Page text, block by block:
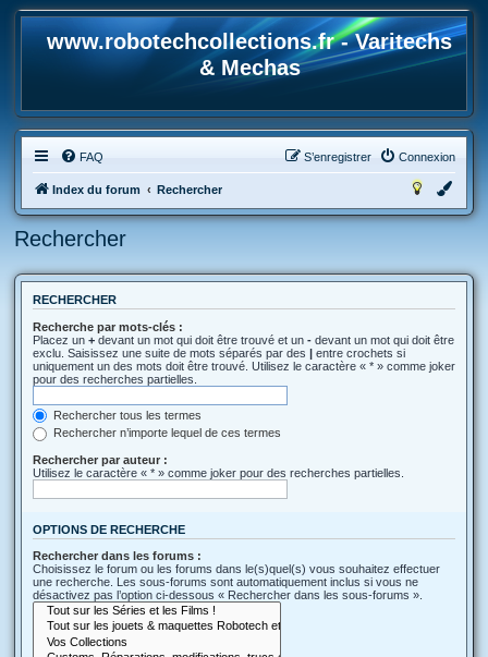
www.robotechcollections.fr - Varitechs
& Mechas
FAQ Connexion
S’enregistrer
Index du forum Rechercher
Rechercher
RECHERCHER
Recherche par mots-clés :
Placez un + devant un mot qui doit être trouvé et un - devant un mot qui doit être
exclu. Saisissez une suite de mots séparés par des | entre crochets si
uniquement un des mots doit être trouvé. Utilisez le caractère « * » comme joker
pour des recherches partielles.
Rechercher tous les termes
Rechercher n’importe lequel de ces termes
Rechercher par auteur :
Utilisez le caractère « * » comme joker pour des recherches partielles.
OPTIONS DE RECHERCHE
Rechercher dans les forums :
Choisissez le forum ou les forums dans le(s)quel(s) vous souhaitez effectuer
une recherche. Les sous-forums sont automatiquement inclus si vous ne
désactivez pas l’option ci-dessous « Rechercher dans les sous-forums ».